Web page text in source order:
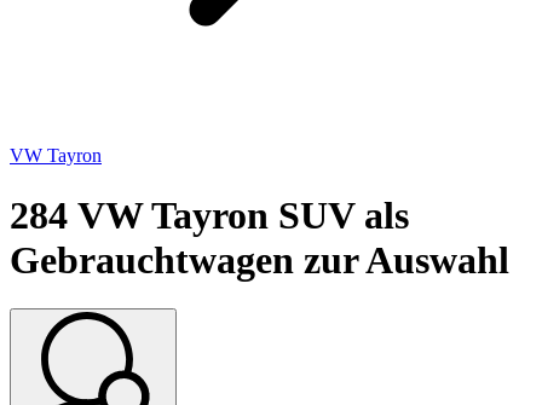
VW Tayron
284 VW Tayron SUV als
Gebrauchtwagen zur Auswahl